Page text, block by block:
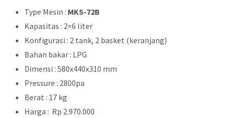
Type Mesin : MKS-72B
Kapasitas : 2×6 liter
Konfigurasi : 2 tank, 2 basket (keranjang)
Bahan bakar : LPG
Dimensi : 580x440x310 mm
Pressure : 2800pa
Berat : 17 kg
Harga : Rp 2.970.000